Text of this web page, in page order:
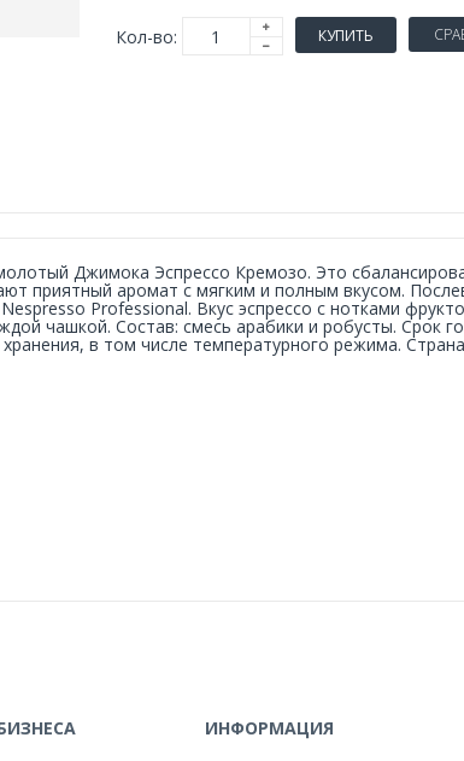
Кол-во: КУПИТЬ
Джимока Эспрессо Кремозо. Это
приятный аромат с мягким и полным вкусом.
Professional. Вкус эспрессо с нотками
чашкой. Состав: смесь арабики и робусты. Срок
в том числе температурного режима.
ИНФОРМАЦИЯ